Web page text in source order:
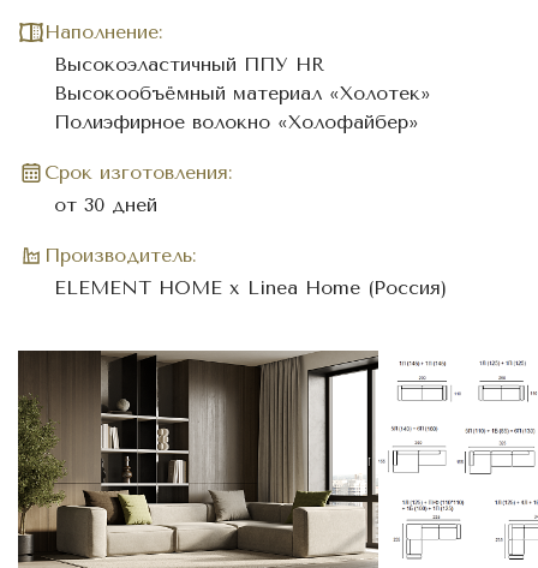
Наполнение:
Высокоэластичный ППУ HR
Высокообъёмный материал «Холотек»
Полиэфирное волокно «Холофайбер»
Cрок изготовления:
от 30 дней
Производитель:
ELEMENT HOME x Linea Home (Россия)